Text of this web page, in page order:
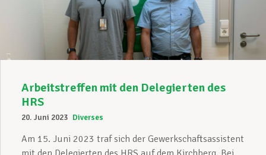
Arbeitstreffen mit den Delegierten des
HRS
20. Juni 2023 Diverses
Am 15. Juni 2023 traf sich der Gewerkschaftsassistent